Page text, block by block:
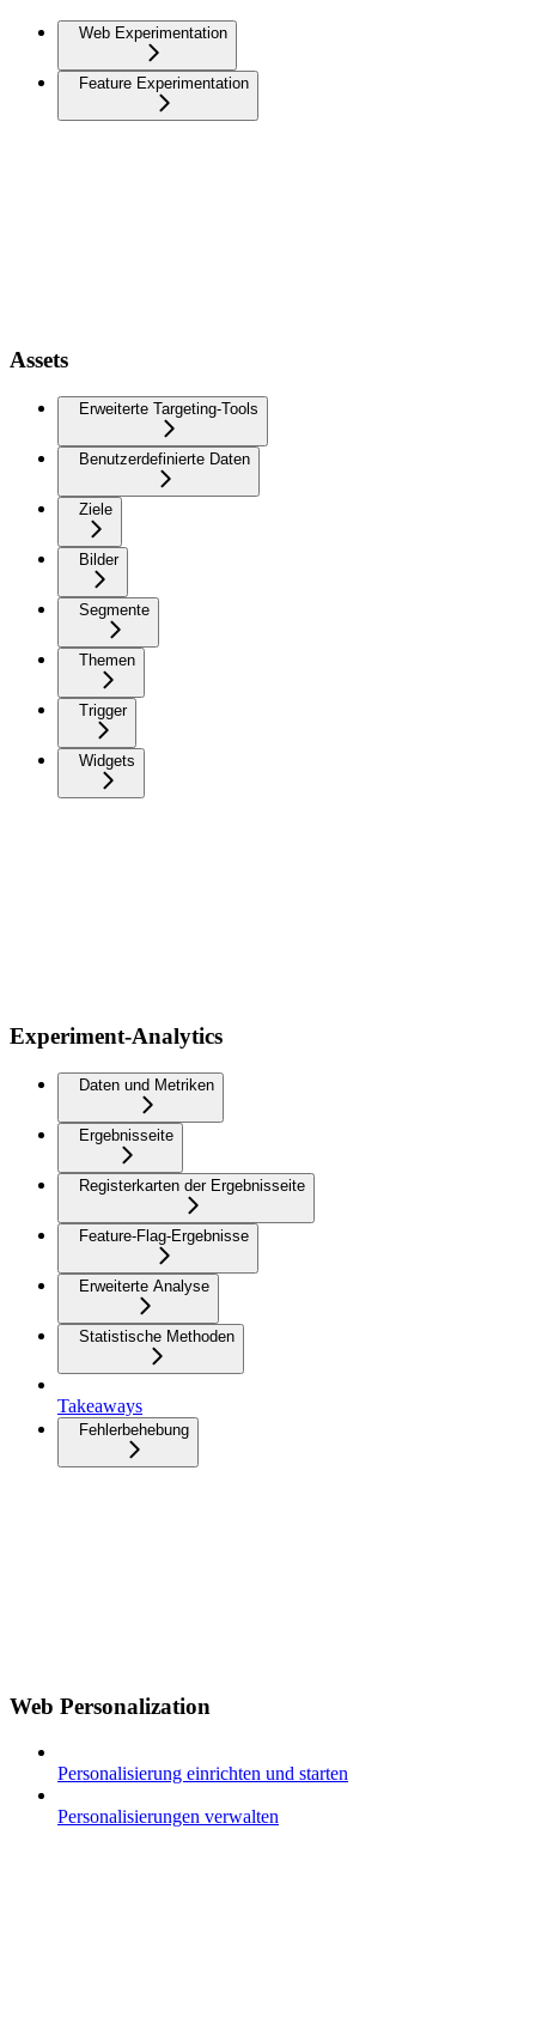
Web Experimentation
Feature Experimentation
Assets
Erweiterte Targeting-Tools
Benutzerdefinierte Daten
Ziele
Bilder
Segmente
Themen
Trigger
Widgets
Experiment-Analytics
Daten und Metriken
Ergebnisseite
Registerkarten der Ergebnisseite
Feature-Flag-Ergebnisse
Erweiterte Analyse
Statistische Methoden
Takeaways
Fehlerbehebung
Web Personalization
Personalisierung einrichten und starten
Personalisierungen verwalten